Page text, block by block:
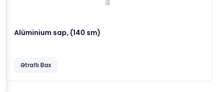
Alüminium sap, (140 sm)
Ətraflı Bax